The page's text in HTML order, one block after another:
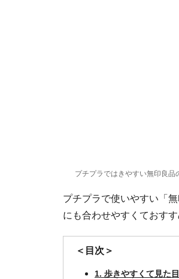
プチプラではきやすい無印良品
プチプラで使いやすい「
にも合わせやすくておす
＜目次＞
1. 歩きやすくて見た